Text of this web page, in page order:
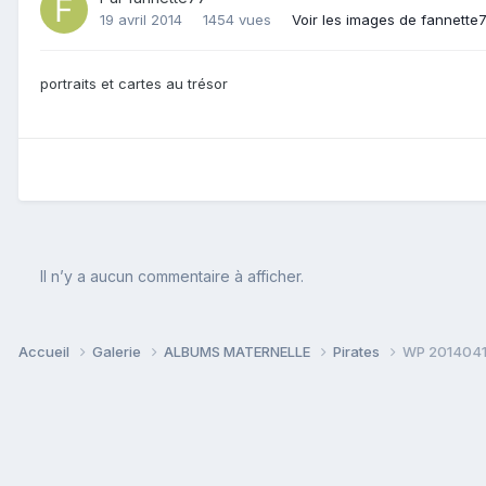
19 avril 2014 1454 vues Voir les images de
portraits et cartes au trésor
Il n’y a aucun commentaire à afficher.
Accueil Galerie ALBUMS MATERNELLE Pirates WP